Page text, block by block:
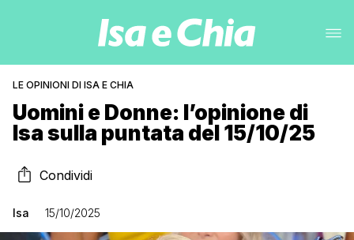
LE OPINIONI DI ISA E CHIA
Uomini e Donne: l’opinione di
Isa sulla puntata del 15/10/25
Condividi
Isa 15/10/2025